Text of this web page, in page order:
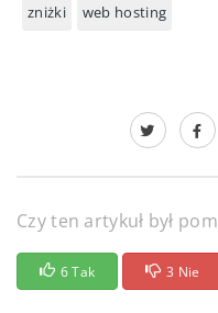
zniżki web hosting
Czy ten artykuł był
6 Tak 3 Nie